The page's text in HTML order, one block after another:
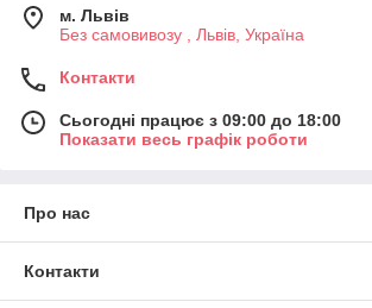
м. Львів
Без самовивозу , Львів, Україна
Контакти
Сьогодні працює з 09:00 до 18:00
Показати весь графік роботи
Про нас
Контакти